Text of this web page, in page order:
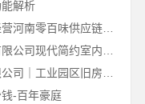
解析
全程护航量贩零食铺无忧经营河南零百味供应链有限公司
-百年豪庭